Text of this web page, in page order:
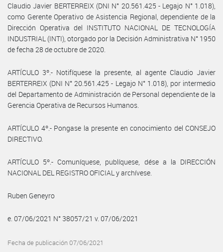
Claudio Javier BERTERREIX (DNI N° 20.561.425 - Legajo N° 1.018),
como Gerente Operativo de Asistencia Regional, dependiente de la
Dirección Operativa del INSTITUTO NACIONAL DE TECNOLOGÍA
INDUSTRIAL (INTI), otorgado por la Decisión Administrativa N° 1950
de fecha 28 de octubre de 2020.
ARTÍCULO 3º.- Notifíquese la presente, al agente Claudio Javier
BERTERREIX (DNI N° 20.561.425 - Legajo N° 1.018), por intermedio
del Departamento de Administración de Personal dependiente de la
Gerencia Operativa de Recursos Humanos.
ARTÍCULO 4º.- Pongase la presente en conocimiento del CONSEJO
DIRECTIVO.
ARTÍCULO 5º.- Comuníquese, publíquese, dése a la DIRECCIÓN
NACIONAL DEL REGISTRO OFICIAL y archívese.
Ruben Geneyro
e. 07/06/2021 N° 38057/21 v. 07/06/2021
Fecha de publicación 07/06/2021